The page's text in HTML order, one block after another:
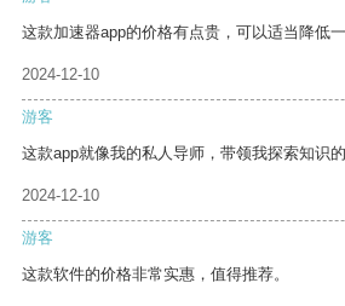
这款加速器app的价格有点贵，可以适当降低
2024-12-10
游客
这款app就像我的私人导师，带领我探索知识的
2024-12-10
游客
这款软件的价格非常实惠，值得推荐。